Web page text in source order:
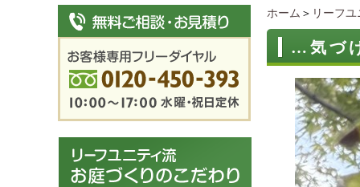
ホーム ＞ リーフ
…気づ